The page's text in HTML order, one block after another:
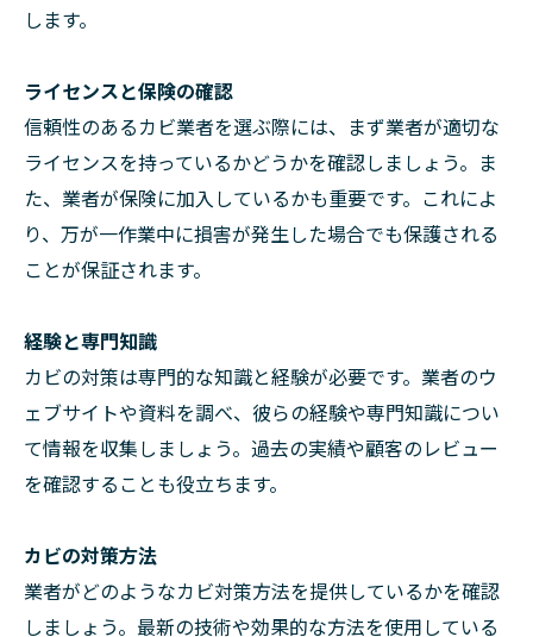
します。
ライセンスと保険の確認
信頼性のあるカビ業者を選ぶ際には、まず業者が適切な
ライセンスを持っているかどうかを確認しましょう。ま
た、業者が保険に加入しているかも重要です。これによ
り、万が一作業中に損害が発生した場合でも保護される
ことが保証されます。
経験と専門知識
カビの対策は専門的な知識と経験が必要です。業者のウ
ェブサイトや資料を調べ、彼らの経験や専門知識につい
て情報を収集しましょう。過去の実績や顧客のレビュー
を確認することも役立ちます。
カビの対策方法
業者がどのようなカビ対策方法を提供しているかを確認
しましょう。最新の技術や効果的な方法を使用している